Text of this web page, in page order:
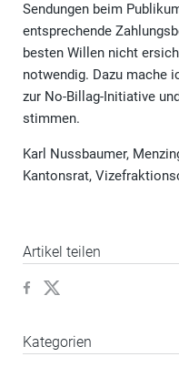
Sendungen beim
entsprechende
besten Willen nicht
notwendig. Dazu mache
zur No-Billag-Initiative
stimmen.
Karl Nussbaumer,
Kantonsrat,
Artikel teilen
Kategorien